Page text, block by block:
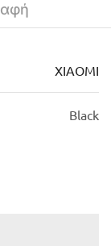
XIAOMI
Black